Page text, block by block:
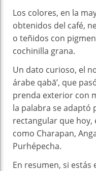
Los colores, en la
obtenidos del café,
o teñidos con
cochinilla grana.
Un dato curioso, el
árabe qabā’, que
prenda exterior con
la palabra se adaptó
rectangular que hoy,
como Charapan,
Purhépecha.
En resumen, si estás